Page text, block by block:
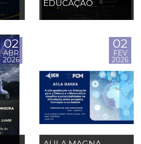
EDUCAÇÃO
02
ABR
2026
02
FEV
2026